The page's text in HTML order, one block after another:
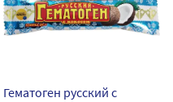
Гематоген русский с